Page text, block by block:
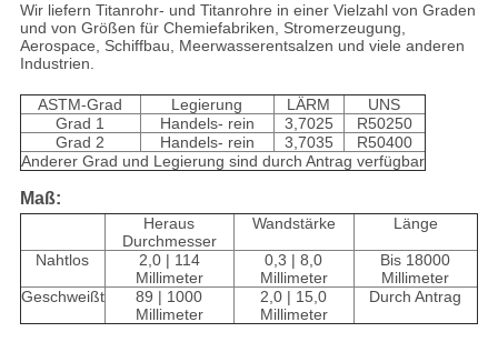
Wir liefern Titanrohr- und Titanrohre in einer Vielzahl von Graden
und von Größen für Chemiefabriken, Stromerzeugung,
Aerospace, Schiffbau, Meerwasserentsalzen und viele anderen
Industrien.
ASTM-Grad Legierung LÄRM
UNS
Grad 1
Handels- rein 3,7025
R50250
Grad 2
Handels- rein 3,7035
R50400
Anderer Grad und Legierung sind durch Antrag verfügbar
Maß:
Heraus
Durchmesser
Wandstärke Länge
Nahtlos
2,0 | 114
Millimeter
0,3 | 8,0
Millimeter
Bis 18000
Millimeter
Geschweißt
89 | 1000
Millimeter
2,0 | 15,0
Millimeter
Durch Antrag